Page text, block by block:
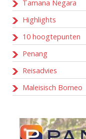
Tamana Negara
Highlights
10 hoogtepunten
Penang
Reisadvies
Maleisisch Borneo